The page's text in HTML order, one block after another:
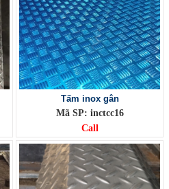
Tấm inox gân
Mã SP: inctcc16
Call